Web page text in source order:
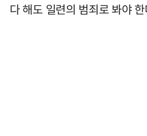
다 해도 일련의 범죄로 봐야